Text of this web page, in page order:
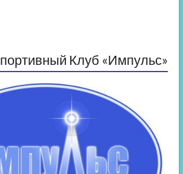
Клуб «Импульс»